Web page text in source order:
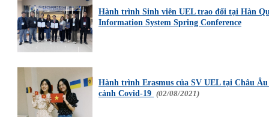
Hành trình Sinh viên UEL trao đổi tại Hàn
Information System Spring Conference
Hành trình Erasmus của SV UEL tại Châu
cảnh Covid-19 (02/08/2021)